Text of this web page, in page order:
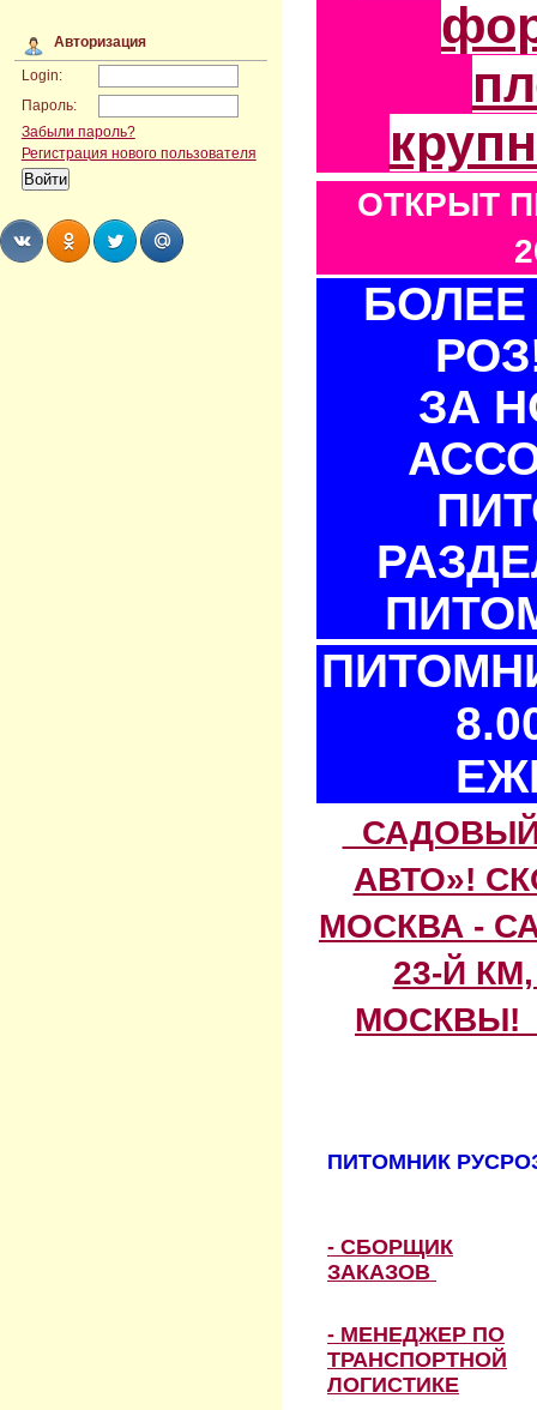
Авторизация
Login:
Пароль:
Забыли пароль?
Регистрация нового пользователя
ОТКРЫТ
БОЛЕЕ
ЗА
АВТО»!
МОСКВА -
23-Й
МОСКВЫ!
ПИТОМНИК
- СБОРЩИК
ЗАКАЗОВ
- МЕНЕДЖЕР ПО
ТРАНСПОРТНОЙ
ЛОГИСТИКЕ